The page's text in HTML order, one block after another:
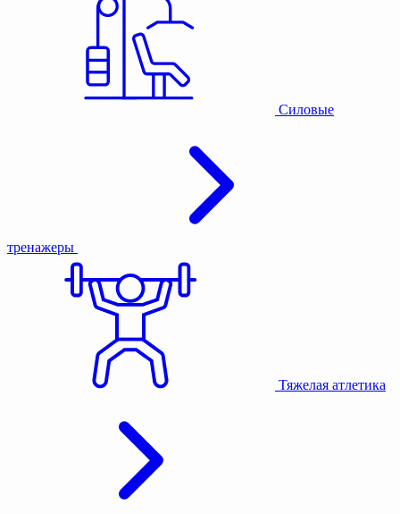
Силовые
тренажеры
Тяжелая атлетика